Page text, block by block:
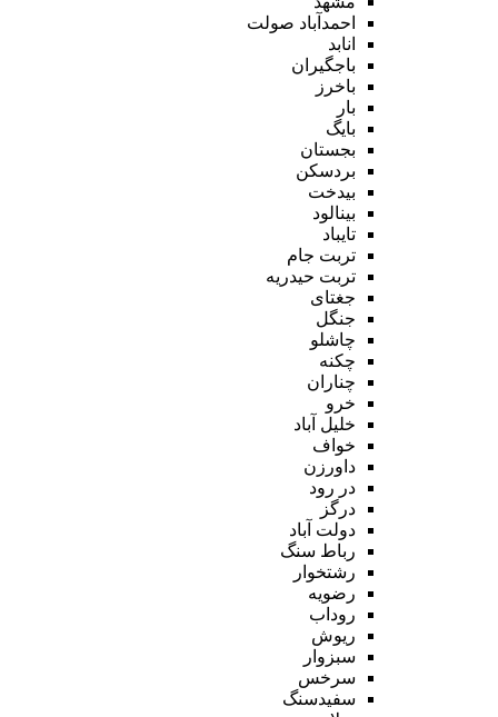
احمدآباد صولت
انابد
باجگیران
باخرز
بار
بایگ
بجستان
بردسکن
بیدخت
بینالود
تایباد
تربت جام
تربت حیدریه
جغتای
جنگل
چاشلو
چکنه
چناران
خرو
خلیل آباد
خواف
داورزن
در رود
درگز
دولت آباد
رباط سنگ
رشتخوار
رضویه
روداب
ریوش
سبزوار
سرخس
سفیدسنگ